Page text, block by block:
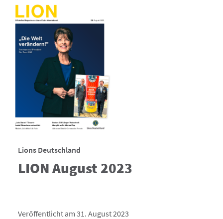
Lions Deutschland
LION August 2023
Veröffentlicht am 31. August 2023